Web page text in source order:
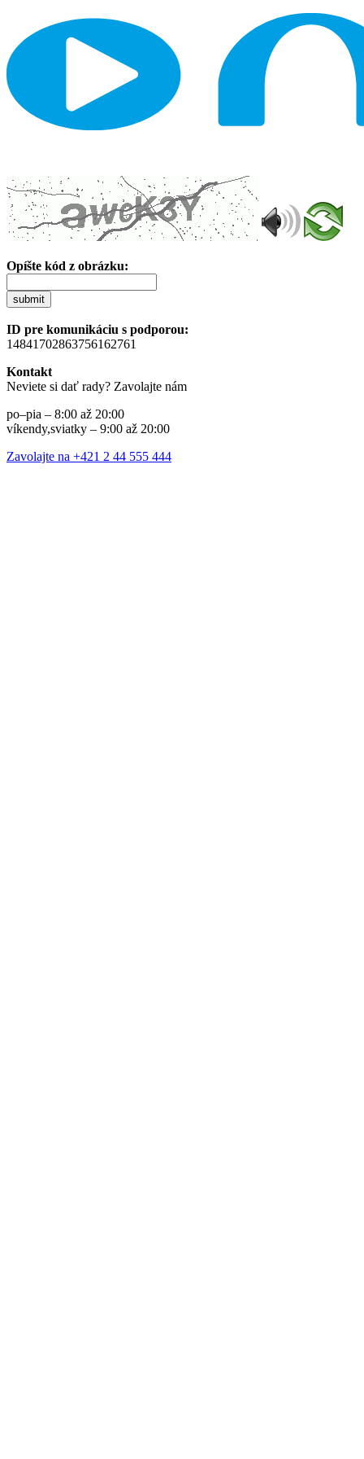
Opíšte kód z obrázku:
submit
ID pre komunikáciu s podporou:
14841702863756162761
Kontakt
Neviete si dať rady? Zavolajte nám
po–pia – 8:00 až 20:00
víkendy,sviatky – 9:00 až 20:00
Zavolajte na +421 2 44 555 444